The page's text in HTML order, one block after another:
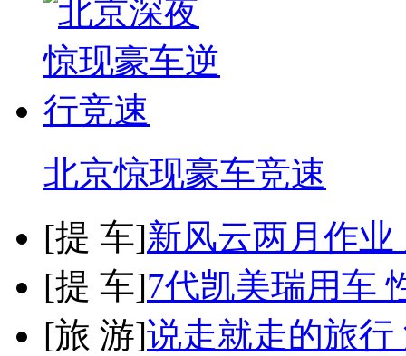
北京惊现豪车竞速
[提 车]新风云两月作
[提 车]7代凯美瑞用车
[旅 游]说走就走的旅